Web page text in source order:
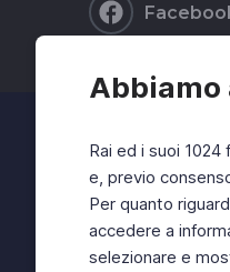
Abbiamo
Rai ed i suoi
e, previo
Per quanto
accedere a
selezionare e